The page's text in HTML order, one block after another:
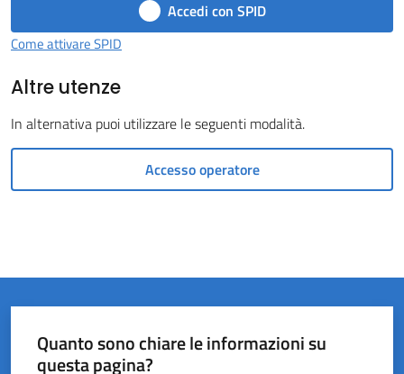
Rio
on-
gli
argomenti
Accedi con SPID
Come attivare SPID
Altre utenze
In alternativa puoi utilizzare le seguenti modalità.
Accesso operatore
Quanto sono chiare le informazioni su
questa pagina?